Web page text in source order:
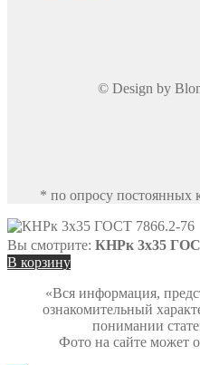
© Design by
* по опросу постоянных
Вы смотрите: КНРк 3х35
В корзину
«Вся информация,
ознакомительный
понимании
Фото на сайте может